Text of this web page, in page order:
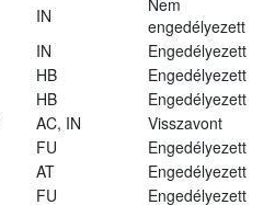
IN
Nem
engedélyezett
IN
Engedélyezett
HB
Engedélyezett
HB
Engedélyezett
AC, IN
Visszavont
FU
Engedélyezett
AT
Engedélyezett
FU
Engedélyezett